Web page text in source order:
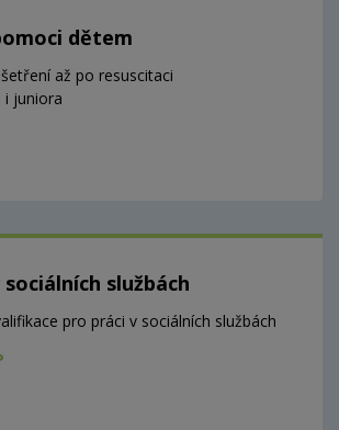
dětem
až po resuscitaci
i juniora
službách
pro práci v sociálních službách